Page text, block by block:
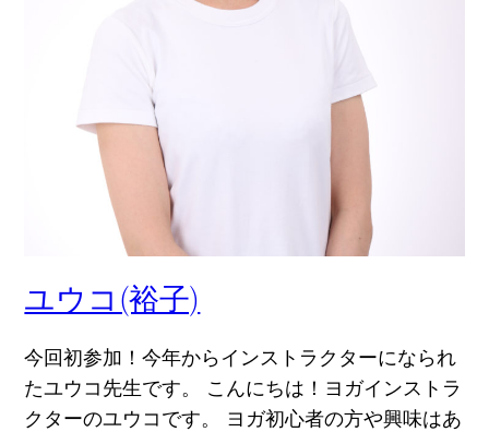
ユウコ(裕子)
今回初参加！今年からインストラクターになられ
たユウコ先生です。 こんにちは！ヨガインストラ
クターのユウコです。 ヨガ初心者の方や興味はあ